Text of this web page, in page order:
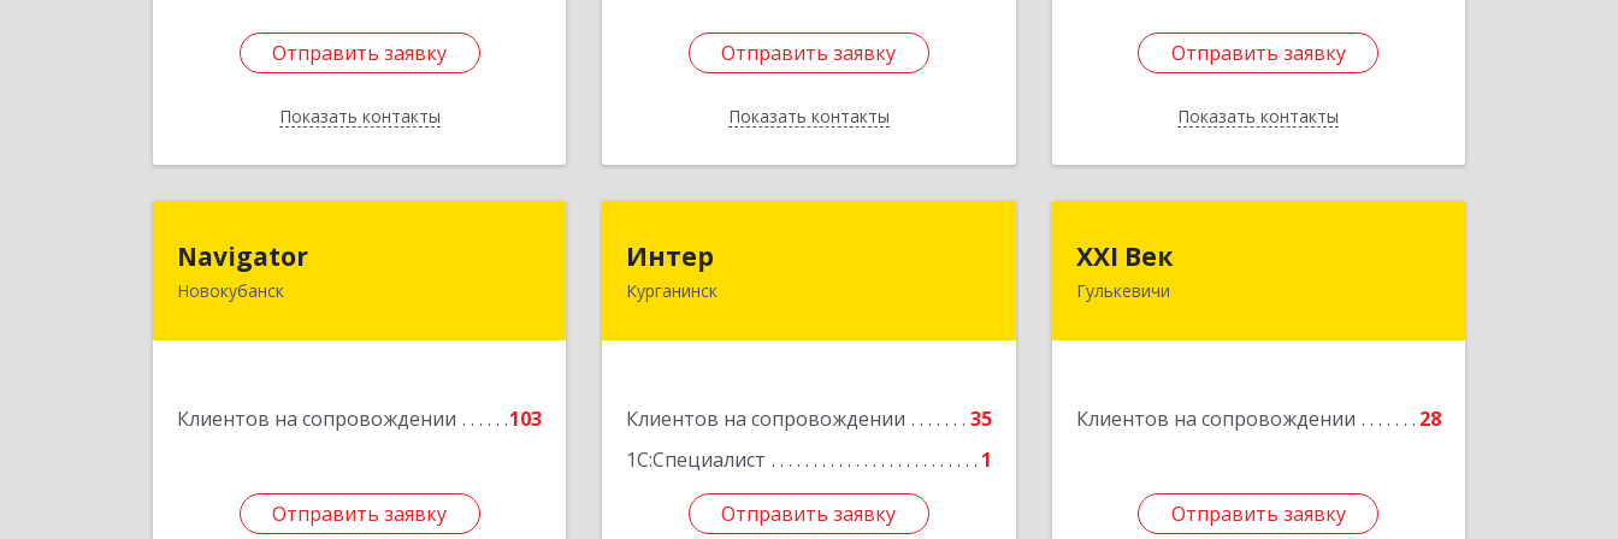
Отправить заявку
Показать контакты
Отправить заявку
Назад
Отправить заявку
Показать контакты
Отправить заявку
Назад
Отправить заявку
Показать контакты
Отправить заявку
Назад
Navigator
Новокубанск
Клиентов на сопровождении 103
Отправить заявку
352240, Краснодарский край,
Отправить заявку
Интер
Курганинск
Клиентов на сопровождении
35
1С:Специалист
1
Отправить заявку
352430, Краснодарский край,
Подробнее
Отправить заявку
XXI Век
Гулькевичи
Клиентов на сопровождении 28
Отправить заявку
352180, Краснодарский край, Отрадо-
Отправить заявку